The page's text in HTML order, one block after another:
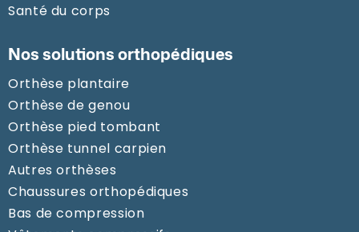
Santé du corps
Nos solutions orthopédiques
Orthèse plantaire
Orthèse de genou
Orthèse pied tombant
Orthèse tunnel carpien
Autres orthèses
Chaussures orthopédiques
Bas de compression